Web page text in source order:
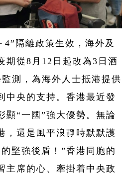
4”隔離政策生效，海外及
期從8月12日起改為3日酒
測，為海外人士抵港提供
中央的支持。 香港最近發
顯“一國”強大優勢。無論
，還是風平浪靜時默默護
堅強後盾！”香港同胞的
主席的心、牽掛着中央政